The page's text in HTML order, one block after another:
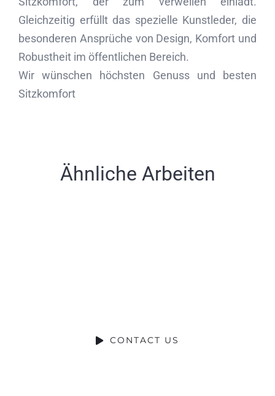
Gleichzeitig erfüllt das spezielle Kunstleder, die
besonderen Ansprüche von Design, Komfort und
Robustheit im öffentlichen Bereich.
Wir wünschen höchsten Genuss und besten
Sitzkomfort
Ähnliche Arbeiten
CONTACT US